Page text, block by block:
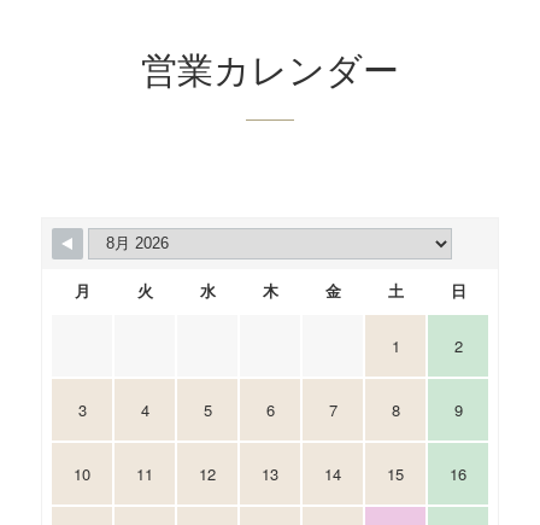
営業カレンダー
月 火 水 木 金 土 日
1 2
3 4 5 6 7 8 9
10 11 12 13 14 15 16